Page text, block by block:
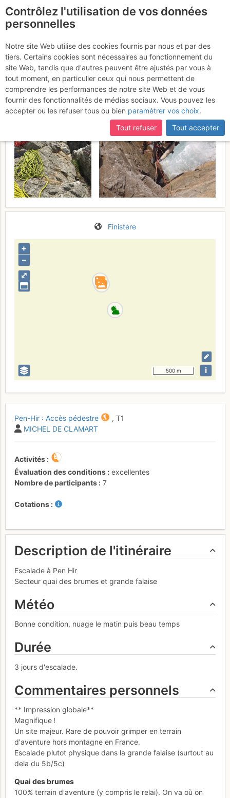
Pen-Hir : Accès
pédestre
6 - 8 mai 2017
Finistère
⤢
+
–
500 m i
Pen-Hir : Accès pédestre , T1
MICHEL DE CLAMART
Activités
Évaluation des conditions
excellentes
Nombre de participants
7
Cotations
Description de l'itinéraire
Escalade à Pen Hir
Secteur quai des brumes et grande falaise
Météo
Bonne condition, nuage le matin puis beau temps
Durée
3 jours d'escalade.
Commentaires personnels
** Impression globale**
Magnifique !
Un site majeur. Rare de pouvoir grimper en terrain
d'aventure hors montagne en France.
Escalade plutot physique dans la grande falaise (surtout au
dela du 5b/5c)
Quai des brumes
100% terrain d'aventure (y compris le relai). On va où on
Contrôlez l'utilisation de vos données
personnelles
Notre site Web utilise des cookies fournis par nous et par des
tiers. Certains cookies sont nécessaires au fonctionnement du
site Web, tandis que d'autres peuvent être ajustés par vous à
tout moment, en particulier ceux qui nous permettent de
comprendre les performances de notre site Web et de vous
fournir des fonctionnalités de médias sociaux. Vous pouvez les
accepter ou les refuser tous ou bien paramétrer vos choix.
Tout refuser
Tout accepter